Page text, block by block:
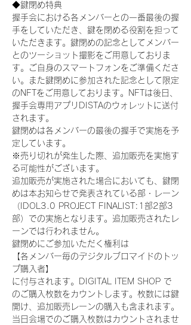
◆鍵閉め特典
握手会における各メンバーとの一番最後の握
手をしていただき、鍵を閉める役割を担って
いただきます。鍵閉めの記念としてメンバー
とのツーショット撮影をご用意しておりま
す。ご自身のスマートフォンをご準備くださ
い。また鍵閉めに参加された記念として限定
のNFTをご用意しております。NFTは後日、
握手会専用アプリDISTAのウォレットに送付
されます。
鍵閉めは各メンバーの最後の握手で実施を予
定しています。
※売り切れが発生した際、追加販売を実施す
る可能性がございます。
追加販売が実施された場合においても、鍵閉
めは本お知らせで発表されている部・レーン
（IDOL3.0 PROJECT FINALIST:1部2部3
部）での実施となります。追加販売されたレ
ーンでは行われません。
鍵閉めにご参加いただく権利は
【各メンバー毎のデジタルブロマイドのトッ
プ購入者】
に付与されます。DIGITAL ITEM SHOP で
のご購入枚数をカウントします。枚数には鍵
開け、追加販売レーンの購入も含まれます。
当日会場でのご購入枚数はカウントされませ